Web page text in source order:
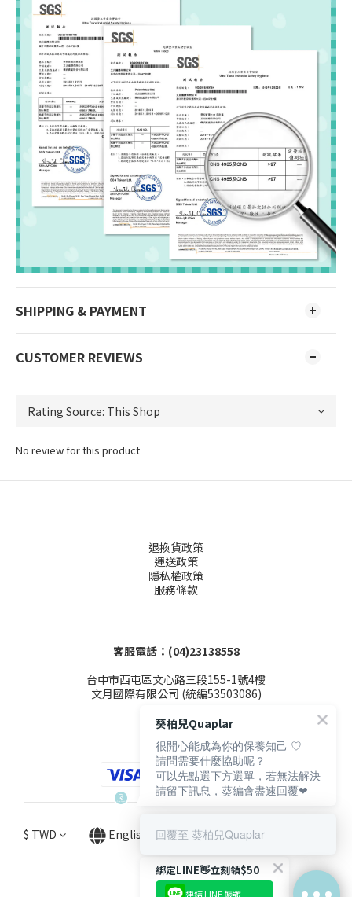
SHIPPING & PAYMENT
CUSTOMER REVIEWS
No review for this product
退換貨政策
運送政策
隱私權政策
服務條款
客服電話：(04)23138558
台中市西屯區文心路三段155-1號4樓
文月國際有限公司 (統編53503086)
$ TWD English
綁定LINE👋立刻領$50
連結 LINE 帳號
葵柏兒Quaplar
很開心能成為你的保養知己 ♡
請問需要什麼協助呢？
可以先點選下方選單，若無法解決
請留下訊息，葵編會盡速回覆❤
回覆至 葵柏兒Quaplar